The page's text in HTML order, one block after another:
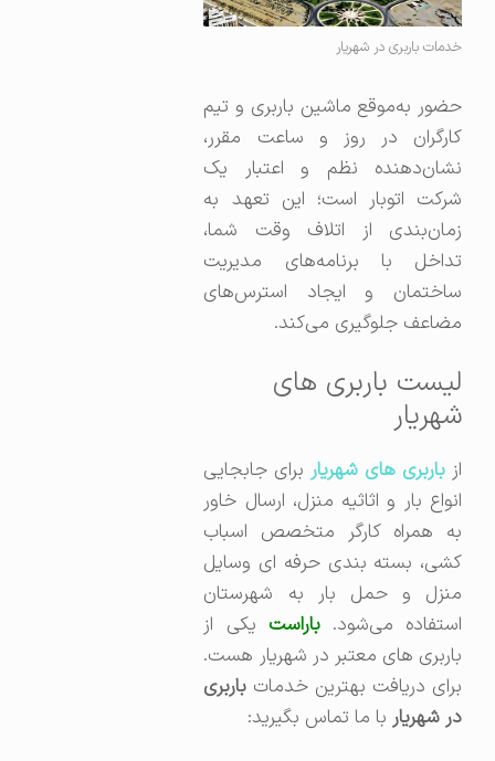
خدمات باربری در شهریار
حضور به‌موقع ماشین باربری و تیم
کارگران در روز و ساعت مقرر،
نشان‌دهنده نظم و اعتبار یک
شرکت اتوبار است؛ این تعهد به
زمان‌بندی از اتلاف وقت شما،
تداخل با برنامه‌های مدیریت
ساختمان و ایجاد استرس‌های
مضاعف جلوگیری می‌کند.
لیست باربری های
شهریار
باربری های شهریاربرای جابجایی
انواع بار و اثاثیه منزل، ارسال خاور
به همراه کارگر متخصص اسباب
کشی، بسته بندی حرفه ای وسایل
منزل و حمل بار به شهرستان
استفاده می‌شود.باراست یکی از
باربری های معتبر در شهریار هست.
برای دریافت بهترین خدماتباربری
در شهریاربا ما تماس بگیرید: